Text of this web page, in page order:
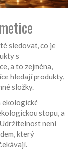
sledovat, co je
s
a to zejména,
hledají produkty,
složky.
ekologické
stopu, a
není
který